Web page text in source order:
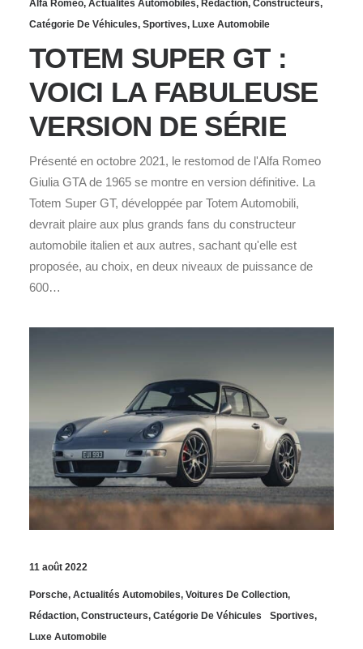
Alfa Romeo, Actualités Automobiles, Rédaction, Constructeurs,
Catégorie De Véhicules, Sportives, Luxe Automobile
TOTEM SUPER GT :
VOICI LA FABULEUSE
VERSION DE SÉRIE
Présenté en octobre 2021, le restomod de l'Alfa Romeo
Giulia GTA de 1965 se montre en version définitive. La
Totem Super GT, développée par Totem Automobili,
devrait plaire aux plus grands fans du constructeur
automobile italien et aux autres, sachant qu'elle est
proposée, au choix, en deux niveaux de puissance de
600…
11 août 2022
Porsche, Actualités Automobiles, Voitures De Collection,
Rédaction, Constructeurs, Catégorie De Véhicules Sportives,
Luxe Automobile